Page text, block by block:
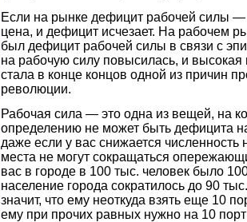
Если на рынке дефицит рабочей силы
цена, и дефицит исчезает. На рабочем
был дефицит рабочей силы в связи с
на рабочую силу повысилась, и высокая
стала в конце концов одной из причин
революции.
Рабочая сила — это одна из вещей, на
определению не может быть дефицита
даже если у вас снижается численность
места не могут сокращаться
вас в городе в 100 тыс. человек было
население города сократилось до 90
значит, что ему неоткуда взять еще 10
ему при прочих равных нужно на 10